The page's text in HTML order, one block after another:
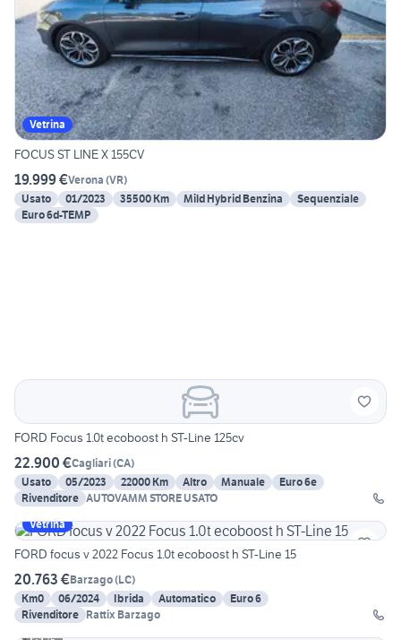
Vetrina
FOCUS ST LINE X 155CV
19.999 €Verona (VR)
Usato
01/2023 35500 Km Mild Hybrid Benzina
Sequenziale
Euro 6d-TEMP
FORD Focus 1.0t ecoboost h ST-Line 125cv
22.900 €Cagliari(CA)
Usato
05/2023 22000 Km Altro Manuale
Euro 6e
Rivenditore AUTOVAMM STORE USATO
Vetrina
FORD focus v 2022 Focus 1.0t ecoboost h ST-Line 15
20.763 €Barzago(LC)
Km0
06/2024 Ibrida Automatico
Euro 6
Rivenditore Rattix Barzago